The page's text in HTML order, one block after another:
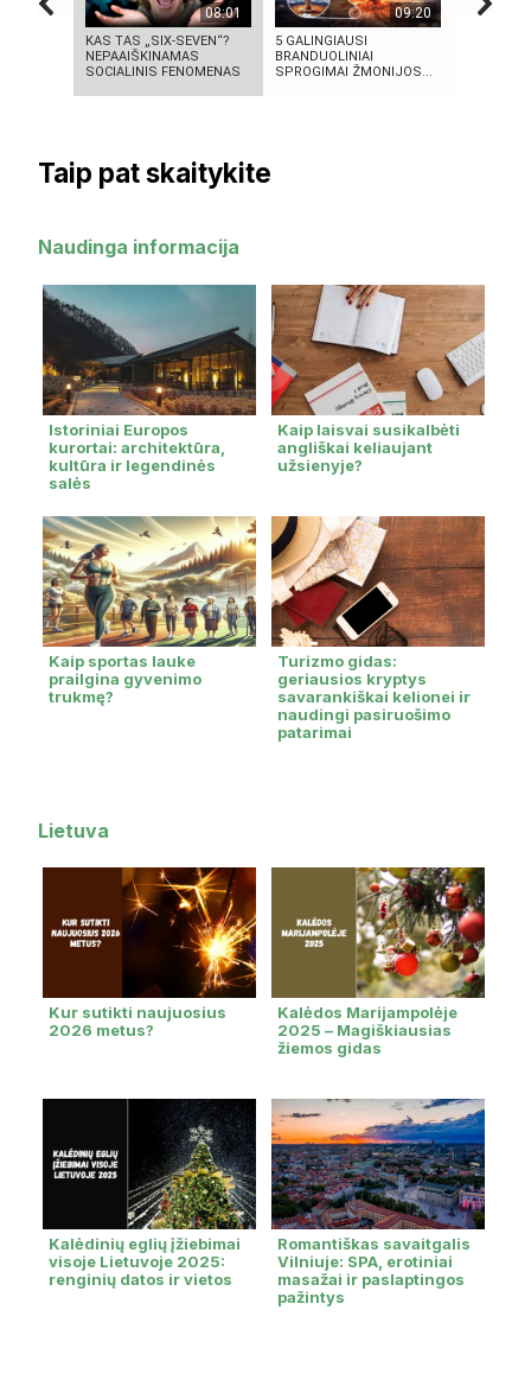
08:01
KAS TAS „SIX-SEVEN“?
NEPAAIŠKINAMAS
SOCIALINIS FENOMENAS
09:20
5 GALINGIAUSI
BRANDUOLINIAI
SPROGIMAI ŽMONIJOS...
Taip pat skaitykite
Naudinga informacija
Istoriniai Europos
kurortai: architektūra,
kultūra ir legendinės
salės
Kaip laisvai susikalbėti
angliškai keliaujant
užsienyje?
Kaip sportas lauke
prailgina gyvenimo
trukmę?
Turizmo gidas:
geriausios kryptys
savarankiškai kelionei ir
naudingi pasiruošimo
patarimai
Lietuva
Kur sutikti naujuosius
2026 metus?
Kalėdos Marijampolėje
2025 – Magiškiausias
žiemos gidas
Kalėdinių eglių įžiebimai
visoje Lietuvoje 2025:
renginių datos ir vietos
Romantiškas savaitgalis
Vilniuje: SPA, erotiniai
masažai ir paslaptingos
pažintys